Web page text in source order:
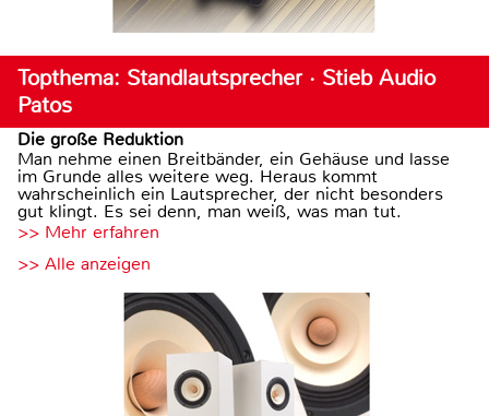
Topthema: Standlautsprecher · Stieb Audio
Patos
Die große Reduktion
Man nehme einen Breitbänder, ein Gehäuse und lasse
im Grunde alles weitere weg. Heraus kommt
wahrscheinlich ein Lautsprecher, der nicht besonders
gut klingt. Es sei denn, man weiß, was man tut.
>> Mehr erfahren
>> Alle anzeigen